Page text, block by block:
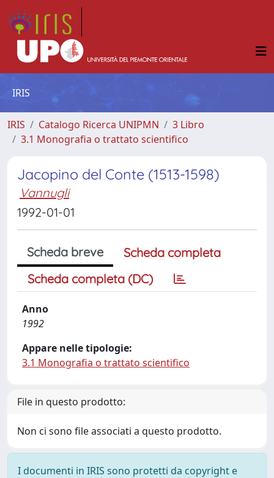
IRIS
IRIS Catalogo Ricerca UNIPMN
3 Libro
3.1 Monografia o trattato scientifico
Jacopino del Conte (1513-1598)
Vannugli
1992-01-01
Scheda breve
Scheda completa
Scheda completa (DC)
Anno
1992
Appare nelle tipologie:
3.1 Monografia o trattato scientifico
File in questo prodotto:
Non ci sono file associati a questo prodotto.
I documenti in IRIS sono protetti da copyright e